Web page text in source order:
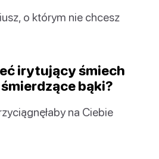
o którym nie chcesz
irytujący śmiech
bąki?
na Ciebie